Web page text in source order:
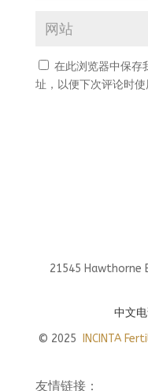
在此浏览器中保存
址，以便下次评论时使
21545 Hawthorne
中文
© 2025
INCINTA
友情链接：